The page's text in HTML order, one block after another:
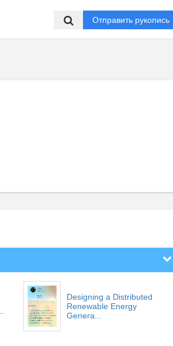
Отправить рукопись
Designing a Distributed
Renewable Energy
Genera...